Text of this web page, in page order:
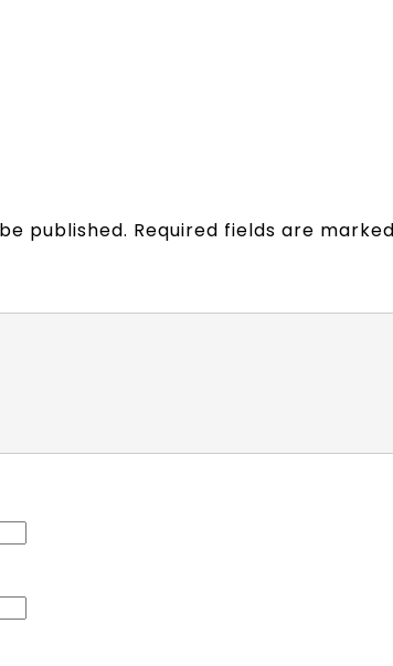
published. Required fields are